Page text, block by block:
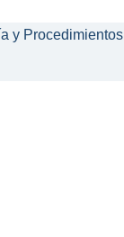
y Procedimientos